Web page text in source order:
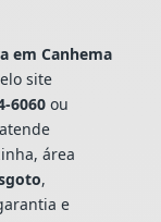
em Canhema
site
6060ou
área
,
e